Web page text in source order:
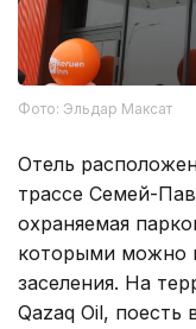
Фото: Эльдар Максат
Отель
трассе Семей-
охраняемая
которыми можно
заселения. На
Qazaq Oil, поесть